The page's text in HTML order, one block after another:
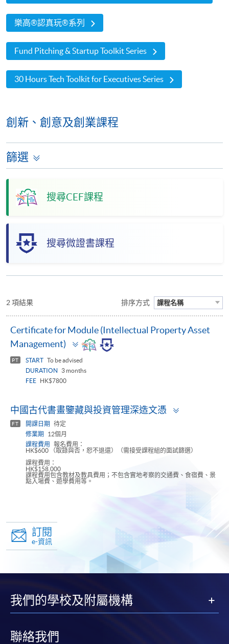
樂高®認真玩®系列
Fund Pitching & Startup Toolkit Series
30 Hours Tech Toolkit for Executives Series
創新、創意及創業課程
篩選
搜尋CEF課程
搜尋微證書課程
2 項結果 排序方式 課程名稱
Certificate for Module (Intellectual Property Asset
Management)
Toggle
panel
PT START To be advised
DURATION
3 months
FEE
HK$7800
中國古代書畫鑒藏與投資管理深造文憑
FT 開課日期
待定
修業期
12個月
課程費用
報名費用：
HK$600 （取錄與否，恕不退還）（需接受課程組的面試篩選）
課程費用：
HK$158,000
課程費用包含教材及教具費用；不包含實地考察的交通費、食宿費、景
點入場費、遊學費用等。
訂閱
e-資訊
我們的學校及附屬機構
聯絡我們